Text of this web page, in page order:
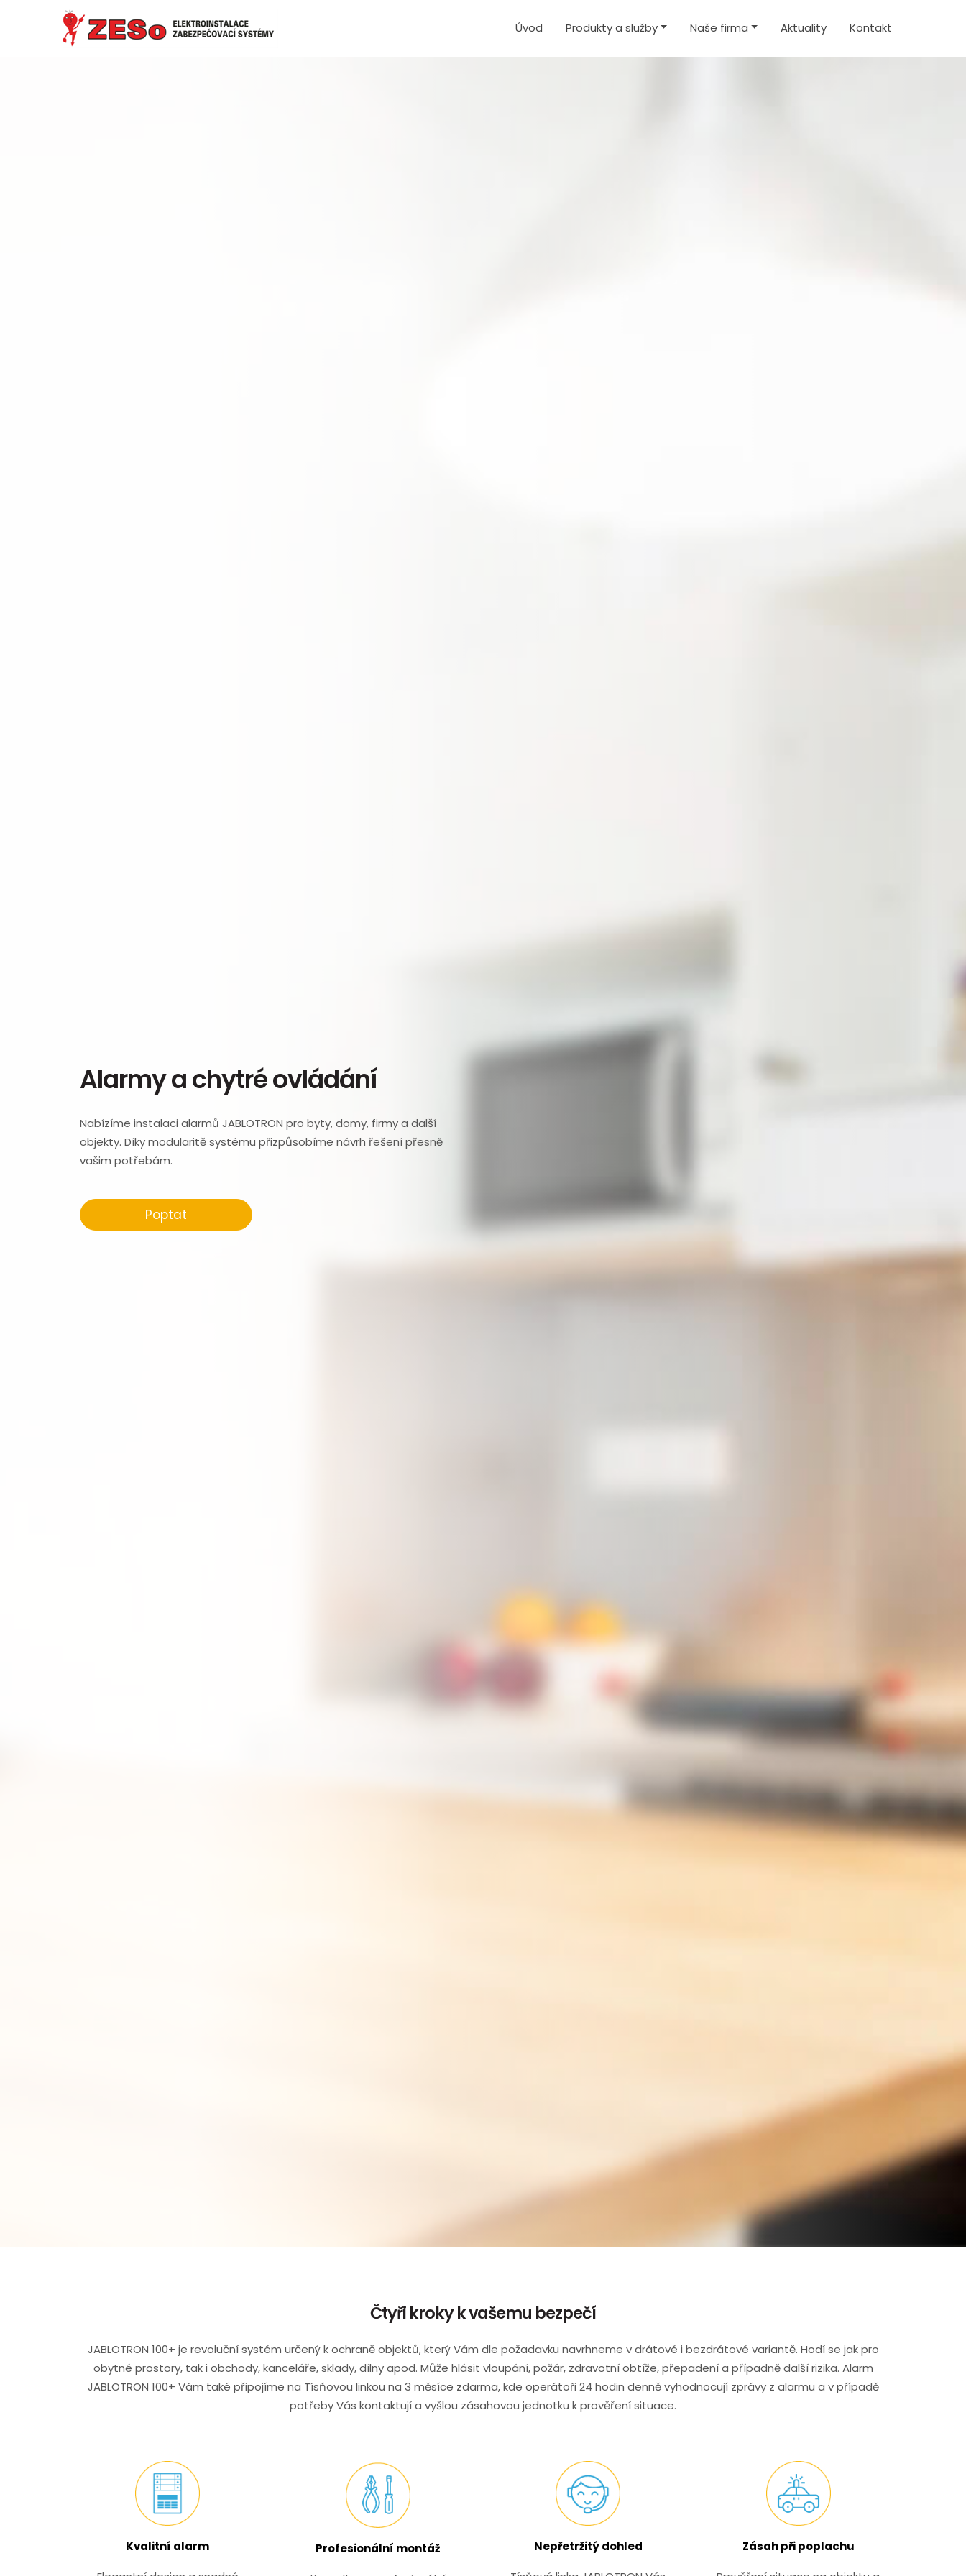
Úvod Produkty a služby Naše firma Aktuality Kontakt
Alarmy a chytré ovládání
Nabízíme instalaci alarmů JABLOTRON pro byty, domy, firmy a další
objekty. Díky modularitě systému přizpůsobíme návrh řešení přesně
vašim potřebám.
Poptat
Čtyři kroky k vašemu bezpečí
JABLOTRON 100+ je revoluční systém určený k ochraně objektů, který Vám dle požadavku navrhneme v drátové i bezdrátové variantě. Hodí se jak pro
obytné prostory, tak i obchody, kanceláře, sklady, dílny apod. Může hlásit vloupání, požár, zdravotní obtíže, přepadení a případně další rizika. Alarm
JABLOTRON 100+ Vám také připojíme na Tísňovou linkou na 3 měsíce zdarma, kde operátoři 24 hodin denně vyhodnocují zprávy z alarmu a v případě
potřeby Vás kontaktují a vyšlou zásahovou jednotku k prověření situace.
Kvalitní alarm
Profesionální montáž
Nepřetržitý dohled
Zásah při poplachu